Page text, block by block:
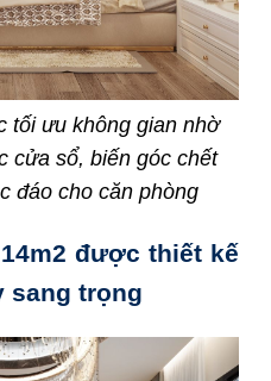
tối ưu không gian nhờ
cửa sổ, biến góc chết
đáo cho căn phòng
được thiết kế
sang trọng